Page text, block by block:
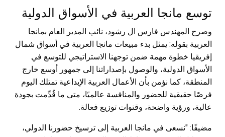
توسع مانجا العربية في الأسواق الدولية
وصرح المهندس فارس ال رشود، نائب المدير العام بمانجا
العربية بقوله: يمثل بدء مبيعات مانجا العربية في أسواق شمال
إفريقيا خطوة مهمة ضمن توجهنا الاستراتيجي للتوسع في
الأسواق الدولية، والوصول بإصداراتنا إلى جمهور أوسع خارج
المنطقة، كما نؤمن بأن الأعمال العربية الإبداعية تمتلك اليوم
فرصًا حقيقية للحضور والمنافسة عالميًا، متى ما قُدِّمت بجودة
عالية، ورؤية واضحة، وقنوات توزيع فعالة.
مضيفًا: "نسعى في مانجا العربية إلى ترسيخ حضورنا الدولي،